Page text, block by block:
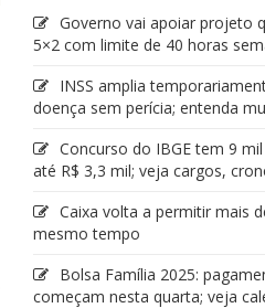
Governo vai apoiar projeto
5×2 com limite de 40 horas
INSS amplia
doença sem perícia; entenda
Concurso do IBGE tem 9
até R$ 3,3 mil; veja cargos,
Caixa volta a permitir mais
mesmo tempo
Bolsa Família 2025:
começam nesta quarta; veja